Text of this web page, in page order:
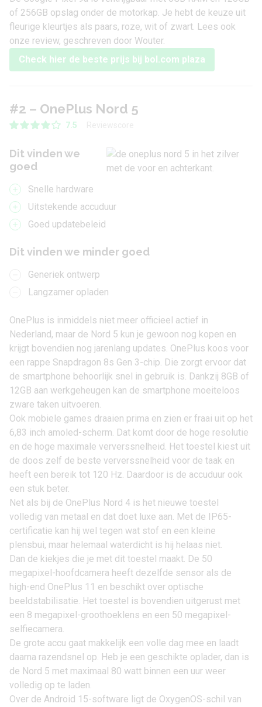
of 256GB opslag onder de motorkap. Je hebt de keuze uit
fleurige kleurtjes als paars, roze, wit of zwart. Lees ook
onze review, geschreven door Wouter.
Check hier de beste prijs bij bol.com plaza
#2 – OnePlus Nord 5
7.5
Dit vinden we
goed
Snelle hardware
Uitstekende accuduur
Goed updatebeleid
Dit vinden we minder goed
Generiek ontwerp
Langzamer opladen
OnePlus is inmiddels niet meer officieel actief in
Nederland, maar de Nord 5 kun je gewoon nog kopen en
krijgt bovendien nog jarenlang updates. OnePlus koos voor
een rappe Snapdragon 8s Gen 3-chip. Die zorgt ervoor dat
de smartphone behoorlijk snel in gebruik is. Dankzij 8GB of
12GB aan werkgeheugen kan de smartphone moeiteloos
zware taken uitvoeren.
Ook mobiele games draaien prima en zien er fraai uit op het
6,83 inch amoled-scherm. Dat komt door de hoge resolutie
en de hoge maximale ververssnelheid. Het toestel kiest uit
de doos zelf de beste ververssnelheid voor de taak en
heeft een bereik tot 120 Hz. Daardoor is de accuduur ook
een stuk beter.
Net als bij de OnePlus Nord 4 is het nieuwe toestel
volledig van metaal en dat doet luxe aan. Met de IP65-
certificatie kan hij wel tegen wat stof en een kleine
plensbui, maar helemaal waterdicht is hij helaas niet.
Dan de kiekjes die je met dit toestel maakt. De 50
megapixel-hoofdcamera heeft dezelfde sensor als de
high-end OnePlus 11 en beschikt over optische
beeldstabilisatie. Het toestel is bovendien uitgerust met
een 8 megapixel-groothoeklens en een 50 megapixel-
selfiecamera.
De grote accu gaat makkelijk een volle dag mee en laadt
daarna razendsnel op. Heb je een geschikte oplader, dan is
de Nord 5 met maximaal 80 watt binnen een uur weer
volledig op te laden.
Over de Android 15-software ligt de OxygenOS-schil van